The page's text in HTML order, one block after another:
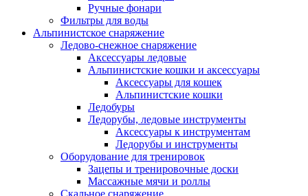
Ручные фонари
Фильтры для воды
Альпинистское снаряжение
Ледово-снежное снаряжение
Аксессуары ледовые
Альпинистские кошки и аксессуары
Аксессуары для кошек
Альпинистские кошки
Ледобуры
Ледорубы, ледовые инструменты
Аксессуары к инструментам
Ледорубы и инструменты
Оборудование для тренировок
Зацепы и тренировочные доски
Массажные мячи и роллы
Скальное снаряжение